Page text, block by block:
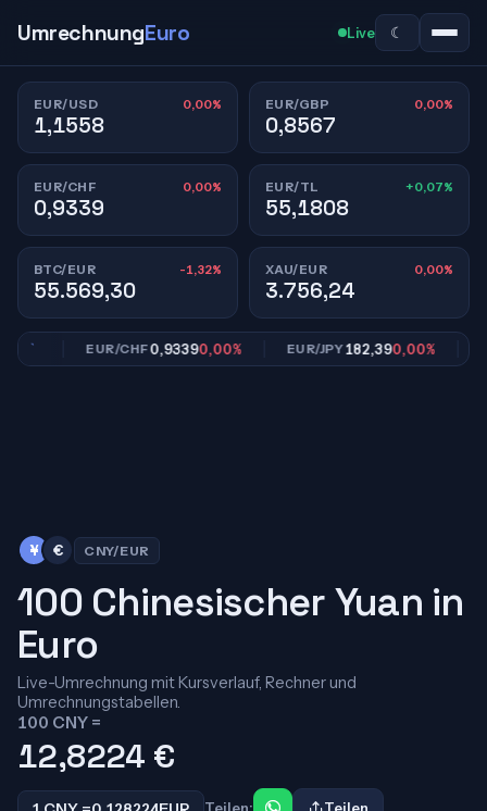
UmrechnungEuro Live ☾
EUR/USD 0,00%
1,1558
EUR/GBP 0,00%
0,8567
EUR/CHF 0,00%
0,9339
EUR/TL +0,07%
55,1808
BTC/EUR -1,32%
55.569,30
XAU/EUR 0,00%
3.756,24
EUR/CHF0,93390,00% EUR/JPY182,390,00%
¥ € CNY/EUR
100 Chinesischer Yuan in
Euro
Live-Umrechnung mit Kursverlauf, Rechner und
Umrechnungstabellen.
100 CNY =
12,8224 €